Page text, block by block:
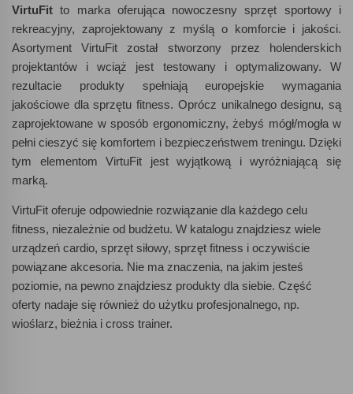
VirtuFit to marka oferująca nowoczesny sprzęt sportowy i
rekreacyjny, zaprojektowany z myślą o komforcie i jakości.
Asortyment VirtuFit został stworzony przez holenderskich
projektantów i wciąż jest testowany i optymalizowany. W
rezultacie produkty spełniają europejskie wymagania
jakościowe dla sprzętu fitness. Oprócz unikalnego designu, są
zaprojektowane w sposób ergonomiczny, żebyś mógł/mogła w
pełni cieszyć się komfortem i bezpieczeństwem treningu. Dzięki
tym elementom VirtuFit jest wyjątkową i wyróżniającą się
marką.
VirtuFit oferuje odpowiednie rozwiązanie dla każdego celu
fitness, niezależnie od budżetu. W katalogu znajdziesz wiele
urządzeń cardio, sprzęt siłowy, sprzęt fitness i oczywiście
powiązane akcesoria. Nie ma znaczenia, na jakim jesteś
poziomie, na pewno znajdziesz produkty dla siebie. Część
oferty nadaje się również do użytku profesjonalnego, np.
wioślarz, bieżnia i cross trainer.